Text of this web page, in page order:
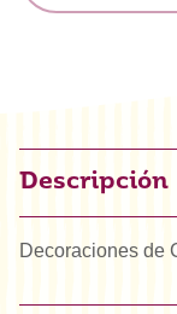
Descripción
Decoraciones de